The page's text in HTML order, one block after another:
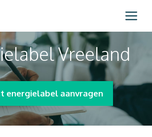
Vreeland
energielabel aanvragen